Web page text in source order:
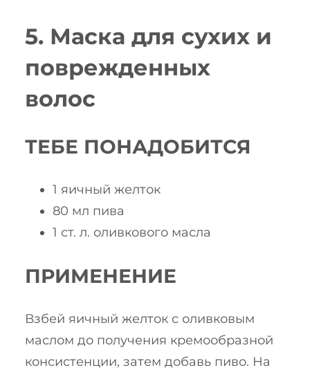
5. Маска для сухих и
поврежденных
волос
ТЕБЕ ПОНАДОБИТСЯ
1 яичный желток
80 мл пива
1 ст. л. оливкового масла
ПРИМЕНЕНИЕ
Взбей яичный желток с оливковым
маслом до получения кремообразной
консистенции, затем добавь пиво. На